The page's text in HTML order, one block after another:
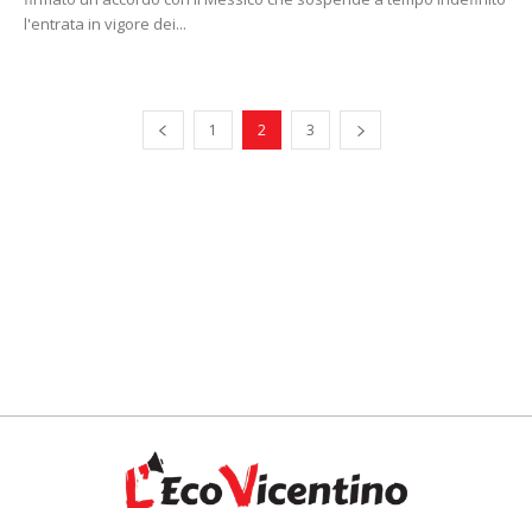
l'entrata in vigore dei...
1 2 3